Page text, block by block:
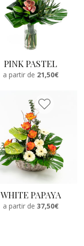
PINK PASTEL
a partir de 21,50€
WHITE PAPAYA
a partir de 37,50€